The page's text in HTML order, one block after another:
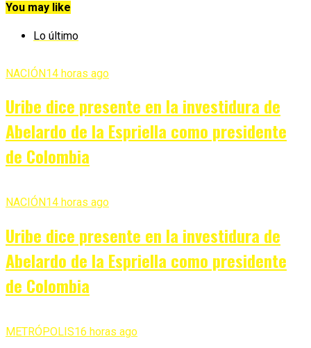
You may like
Lo último
NACIÓN14 horas ago
Uribe dice presente en la investidura de
Abelardo de la Espriella como presidente
de Colombia
NACIÓN14 horas ago
Uribe dice presente en la investidura de
Abelardo de la Espriella como presidente
de Colombia
METRÓPOLIS16 horas ago